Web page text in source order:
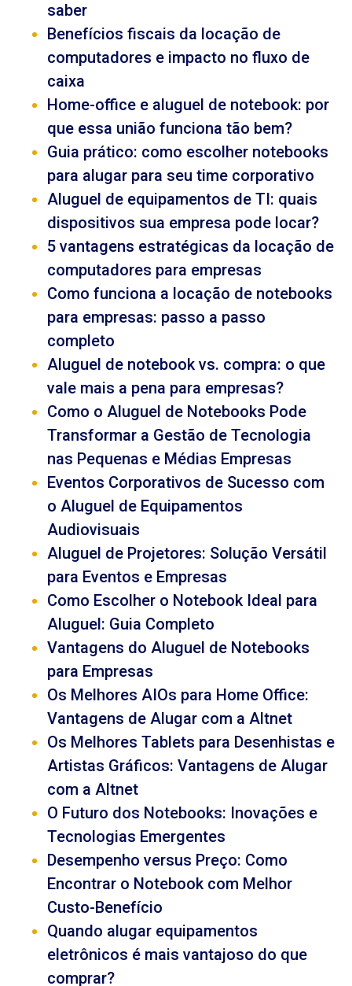
saber
Benefícios fiscais da locação de
computadores e impacto no fluxo de
caixa
Home-office e aluguel de notebook: por
que essa união funciona tão bem?
Guia prático: como escolher notebooks
para alugar para seu time corporativo
Aluguel de equipamentos de TI: quais
dispositivos sua empresa pode locar?
5 vantagens estratégicas da locação de
computadores para empresas
Como funciona a locação de notebooks
para empresas: passo a passo
completo
Aluguel de notebook vs. compra: o que
vale mais a pena para empresas?
Como o Aluguel de Notebooks Pode
Transformar a Gestão de Tecnologia
nas Pequenas e Médias Empresas
Eventos Corporativos de Sucesso com
o Aluguel de Equipamentos
Audiovisuais
Aluguel de Projetores: Solução Versátil
para Eventos e Empresas
Como Escolher o Notebook Ideal para
Aluguel: Guia Completo
Vantagens do Aluguel de Notebooks
para Empresas
Os Melhores AIOs para Home Office:
Vantagens de Alugar com a Altnet
Os Melhores Tablets para Desenhistas e
Artistas Gráficos: Vantagens de Alugar
com a Altnet
O Futuro dos Notebooks: Inovações e
Tecnologias Emergentes
Desempenho versus Preço: Como
Encontrar o Notebook com Melhor
Custo-Benefício
Quando alugar equipamentos
eletrônicos é mais vantajoso do que
comprar?